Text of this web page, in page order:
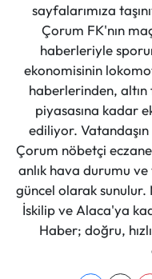
sayfalarımıza
Çorum FK'nın
haberleriyle
ekonomisinin
haberlerinden, altın
piyasasına kadar
ediliyor. Vatandaşın
Çorum nöbetçi
anlık hava durumu
güncel olarak sunulur.
İskilip ve Alaca'ya
Haber; doğru,